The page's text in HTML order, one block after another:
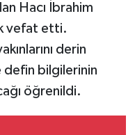
Hacı İbrahim
vefat etti.
derin
bilgilerinin
öğrenildi.